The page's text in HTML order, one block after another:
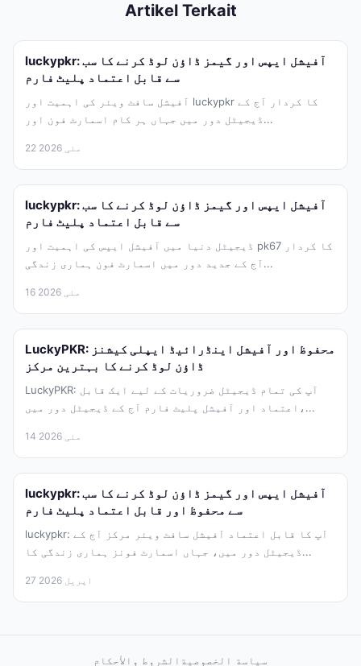
Artikel Terkait
luckypkr: آفیشل ایپس اور گیمز ڈاؤن لوڈ کرنے کا سب
سے قابل اعتماد پلیٹ فارم
آفیشل سافٹ ویئر کی اہمیت اور luckypkr کا کردار آج کے
ڈیجیٹل دور میں جہاں ہر کام اسمارٹ فون اور...
22 مئی 2026
luckypkr: آفیشل ایپس اور گیمز ڈاؤن لوڈ کرنے کا سب
سے قابل اعتماد پلیٹ فارم
ڈیجیٹل دنیا میں آفیشل ایپس کی اہمیت اور pk67 کا کردار
آج کے جدید دور میں اسمارٹ فون ہماری زندگی...
16 مئی 2026
LuckyPKR: محفوظ اور آفیشل اینڈرائیڈ ایپلی کیشنز
ڈاؤن لوڈ کرنے کا بہترین مرکز
LuckyPKR: آپ کی تمام ڈیجیٹل ضروریات کے لیے ایک قابل
اعتماد اور آفیشل پلیٹ فارم آج کے ڈیجیٹل دور میں،...
14 مئی 2026
luckypkr: آفیشل ایپس اور گیمز ڈاؤن لوڈ کرنے کا سب
سے محفوظ اور قابل اعتماد پلیٹ فارم
luckypkr: آپ کا قابل اعتماد آفیشل سافٹ ویئر مرکز آج کے
ڈیجیٹل دور میں، جہاں اسمارٹ فونز ہماری زندگی کا...
27 اپریل 2026
الشروط والأحكام سياسة الخصوصية